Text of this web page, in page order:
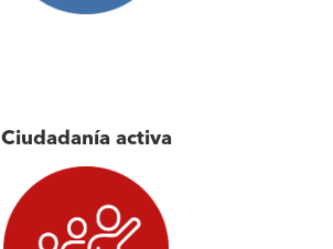
Ciudadanía activa